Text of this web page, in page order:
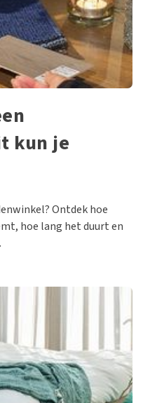
kun je
Ontdek hoe
hoe lang het duurt en